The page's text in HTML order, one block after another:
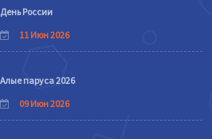
День России
11 Июн 2026
Алые паруса 2026
09 Июн 2026